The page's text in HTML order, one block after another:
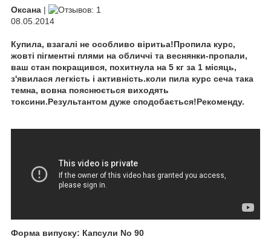
Оксана |
08.05.2014
Купила, взагалі не особливо віритьа!Пропила курс,
жовті пігментні плями на обличчі та веснянки-пропали,
ваш стан покращився, похитнула на 5 кг за 1 місяць,
з'явилася легкість і активність.коли пила курс сеча така
темна, вовна пояснюється виходять
токсини.Результантом дуже сподобається!Рекоменду.
Форма випуску: Капсули No 90